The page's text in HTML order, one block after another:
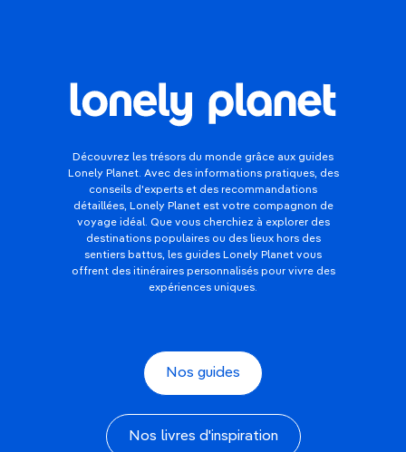
Découvrez les trésors du monde grâce aux guides
Lonely Planet. Avec des informations pratiques, des
conseils d'experts et des recommandations
détaillées, Lonely Planet est votre compagnon de
voyage idéal. Que vous cherchiez à explorer des
destinations populaires ou des lieux hors des
sentiers battus, les guides Lonely Planet vous
offrent des itinéraires personnalisés pour vivre des
expériences uniques.
Nos guides
Nos livres d'inspiration